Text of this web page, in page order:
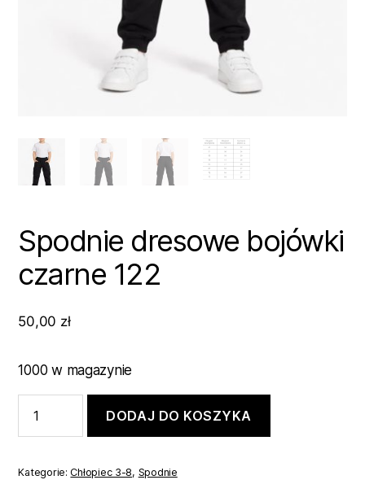
Spodnie dresowe bojówki
czarne 122
50,00 zł
1000 w magazynie
Spodnie
dresowe
czarne
DODAJ DO KOSZYKA
Kategorie:Chłopiec 3-8, Spodnie